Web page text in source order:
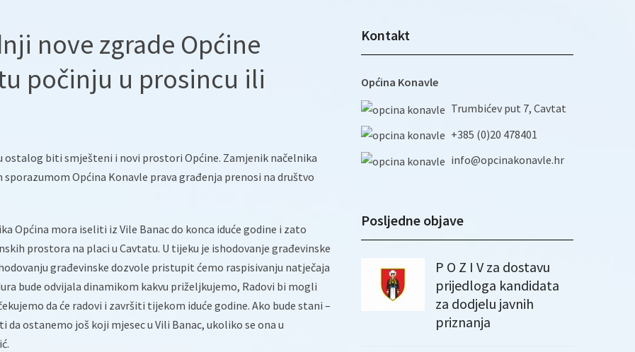
nove zgrade Općine
počinju u prosincu ili
ostalog biti smješteni i novi prostori Općine. Zamjenik načelnika
sporazumom Općina Konavle prava građenja prenosi na društvo
Općina mora iseliti iz Vile Banac do konca iduće godine i zato
prostora na placi u Cavtatu. U tijeku je ishodovanje građevinske
građevinske dozvole pristupit ćemo raspisivanju natječaja
bude odvijala dinamikom kakvu priželjkujemo, Radovi bi mogli
da će radovi i završiti tijekom iduće godine. Ako bude stani –
ostanemo još koji mjesec u Vili Banac, ukoliko se ona u
Kontakt
Općina Konavle
Trumbićev put 7, Cavtat
+385 (0)20 478401
info@opcinakonavle.hr
Posljedne objave
P O Z I V za dostavu
prijedloga kandidata
za dodjelu javnih
priznanja